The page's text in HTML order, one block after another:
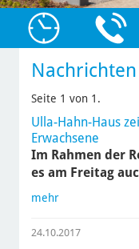
Nachrichten
Seite 1 von 1.
Ulla-Hahn-Haus
Erwachsene
Im Rahmen der
es am Freitag
mehr
24.10.2017